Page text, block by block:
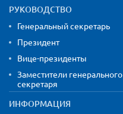
РУКОВОДСТВО
Генеральный секретарь
Президент
Вице-президенты
Заместители генерального
секретаря
ИНФОРМАЦИЯ